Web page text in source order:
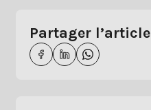
Partager l’article